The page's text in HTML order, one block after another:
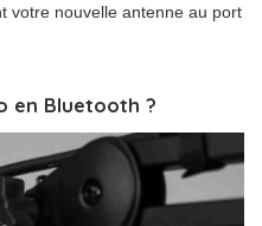
votre nouvelle antenne au port
en Bluetooth ?